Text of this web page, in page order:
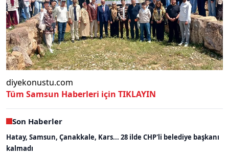
diyekonustu.com
Tüm Samsun Haberleri için TIKLAYIN
Son Haberler
Hatay, Samsun, Çanakkale, Kars... 28 ilde CHP'li belediye başkanı
kalmadı